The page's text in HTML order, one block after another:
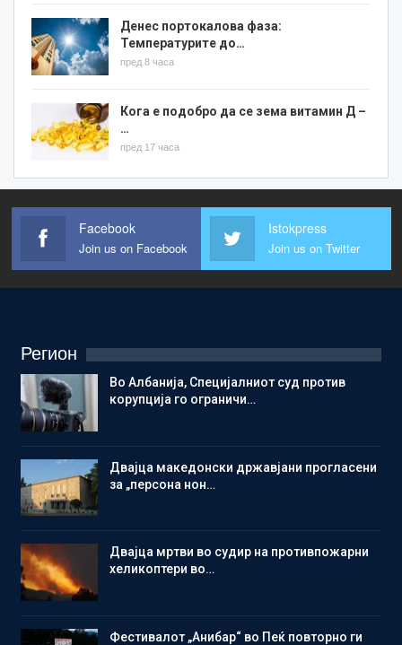
Денес портокалова фаза:
Температурите до…
пред 8 часа
Кога е подобро да се зема витамин Д –
…
пред 17 часа
Facebook
Join us on Facebook
Istokpress
Join us on Twitter
Регион
Во Албанија, Специјалниот суд против
корупција го ограничи…
Двајца македонски државјани прогласени
за „персона нон…
Двајца мртви во судир на противпожарни
хеликоптери во…
Фестивалот „Анибар“ во Пеќ повторно ги